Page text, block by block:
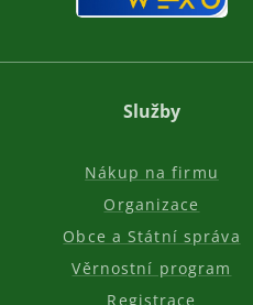
Služby
Nákup na firmu
Organizace
Obce a Státní správa
Věrnostní program
Registrace